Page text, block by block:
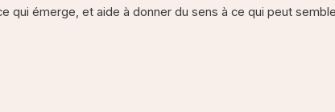
qui émerge, et aide à donner du sens à ce qui peut